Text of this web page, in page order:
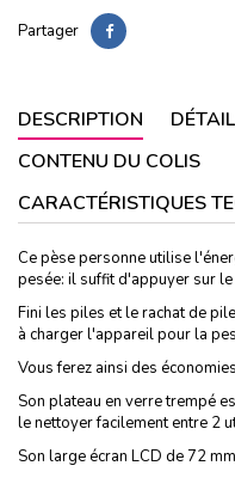
Partager
DESCRIPTION
CONTENU DU COLIS
CARACTÉRISTIQUES
Ce pèse personne utilise
pesée: il suffit d'appuyer sur
Fini les piles et le rachat de
à charger l'appareil pour la
Vous ferez ainsi des
Son plateau en verre trempé
le nettoyer facilement entre 2
Son large écran LCD de 72